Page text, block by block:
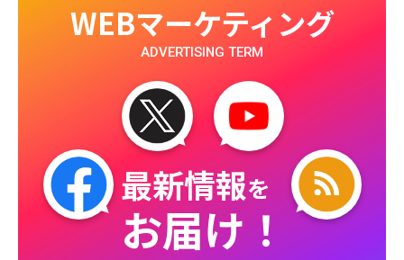
WEBマーケティング
ADVERTISING TERM
最新情報を
お届け！